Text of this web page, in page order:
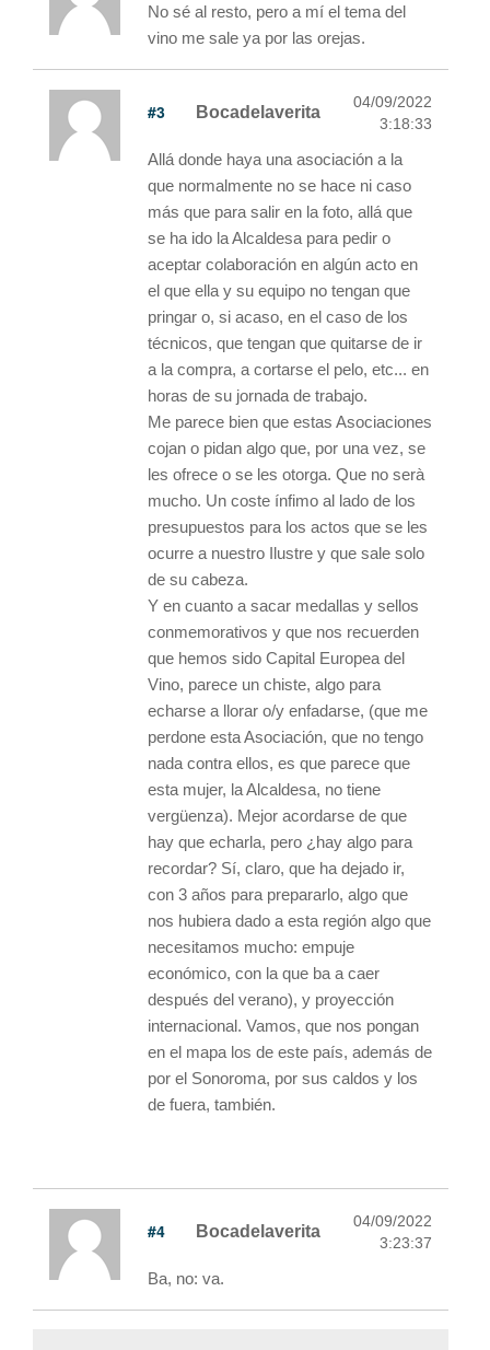
No sé al resto, pero a mí el tema del
vino me sale ya por las orejas.
#3 Bocadelaverita
04/09/2022
3:18:33
Allá donde haya una asociación a la
que normalmente no se hace ni caso
más que para salir en la foto, allá que
se ha ido la Alcaldesa para pedir o
aceptar colaboración en algún acto en
el que ella y su equipo no tengan que
pringar o, si acaso, en el caso de los
técnicos, que tengan que quitarse de ir
a la compra, a cortarse el pelo, etc... en
horas de su jornada de trabajo.
Me parece bien que estas Asociaciones
cojan o pidan algo que, por una vez, se
les ofrece o se les otorga. Que no serà
mucho. Un coste ínfimo al lado de los
presupuestos para los actos que se les
ocurre a nuestro Ilustre y que sale solo
de su cabeza.
Y en cuanto a sacar medallas y sellos
conmemorativos y que nos recuerden
que hemos sido Capital Europea del
Vino, parece un chiste, algo para
echarse a llorar o/y enfadarse, (que me
perdone esta Asociación, que no tengo
nada contra ellos, es que parece que
esta mujer, la Alcaldesa, no tiene
vergüenza). Mejor acordarse de que
hay que echarla, pero ¿hay algo para
recordar? Sí, claro, que ha dejado ir,
con 3 años para prepararlo, algo que
nos hubiera dado a esta región algo que
necesitamos mucho: empuje
económico, con la que ba a caer
después del verano), y proyección
internacional. Vamos, que nos pongan
en el mapa los de este país, además de
por el Sonoroma, por sus caldos y los
de fuera, también.
#4 Bocadelaverita
04/09/2022
3:23:37
Ba, no: va.